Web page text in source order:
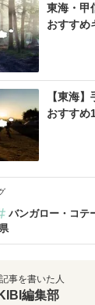
東海・甲
おすすめ
【東海
おすすめ
バンガロー・コテ
事を書いた人
編集部